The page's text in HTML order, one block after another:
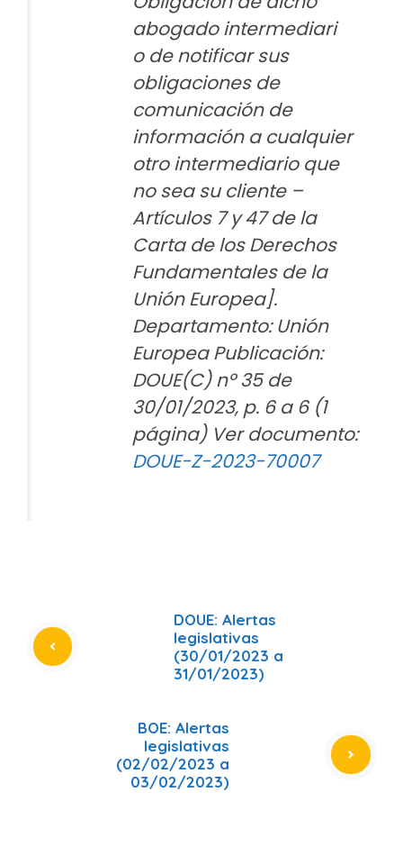
abogado intermediari
o de notificar sus
obligaciones de
comunicación de
información a cualquier
otro intermediario que
no sea su cliente –
Artículos 7 y 47 de la
Carta de los Derechos
Fundamentales de la
Unión Europea].
Departamento: Unión
Europea Publicación:
DOUE(C) nº 35 de
30/01/2023, p. 6 a 6 (1
página) Ver documento:
DOUE-Z-2023-70007
DOUE: Alertas
legislativas
(30/01/2023 a
31/01/2023)
BOE: Alertas
legislativas
(02/02/2023 a
03/02/2023)